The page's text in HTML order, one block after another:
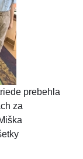
prebehla
za